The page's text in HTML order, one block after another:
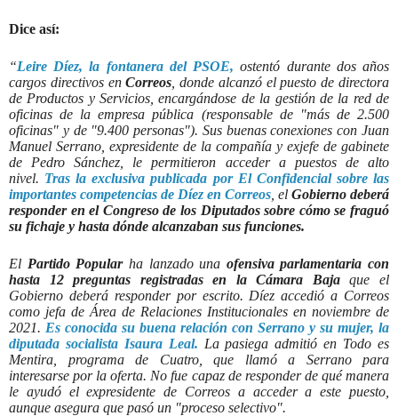
Dice así:
“Leire Díez, la fontanera del PSOE, ostentó durante dos años
cargos directivos enCorreos , donde alcanzó el puesto de directora
de Productos y Servicios, encargándose de la gestión de la red de
oficinas de la empresa pública (responsable de "más de 2.500
oficinas" y de "9.400 personas"). Sus buenas conexiones con Juan
Manuel Serrano, expresidente de la compañía y exjefe de gabinete
de Pedro Sánchez, le permitieron acceder a puestos de alto
nivel. Tras la exclusiva publicada por El Confidencial sobre las
importantes competencias de Díez en Correos , el Gobierno deberá
responder en el Congreso de los Diputados sobre cómo se fraguó
su fichaje y hasta dónde alcanzaban sus funciones.
El Partido Popular ha lanzado una ofensiva parlamentaria con
hasta 12 preguntas registradas en la Cámara Bajaque el
Gobierno deberá responder por escrito. Díez accedió a Correos
como jefa de Área de Relaciones Institucionales en noviembre de
2021. Es conocida su buena relación con Serrano y su mujer, la
diputada socialista Isaura Leal. La pasiega admitió en Todo es
Mentira, programa de Cuatro, que llamó a Serrano para
interesarse por la oferta. No fue capaz de responder de qué manera
le ayudó el expresidente de Correos a acceder a este puesto,
aunque asegura que pasó un "proceso selectivo".